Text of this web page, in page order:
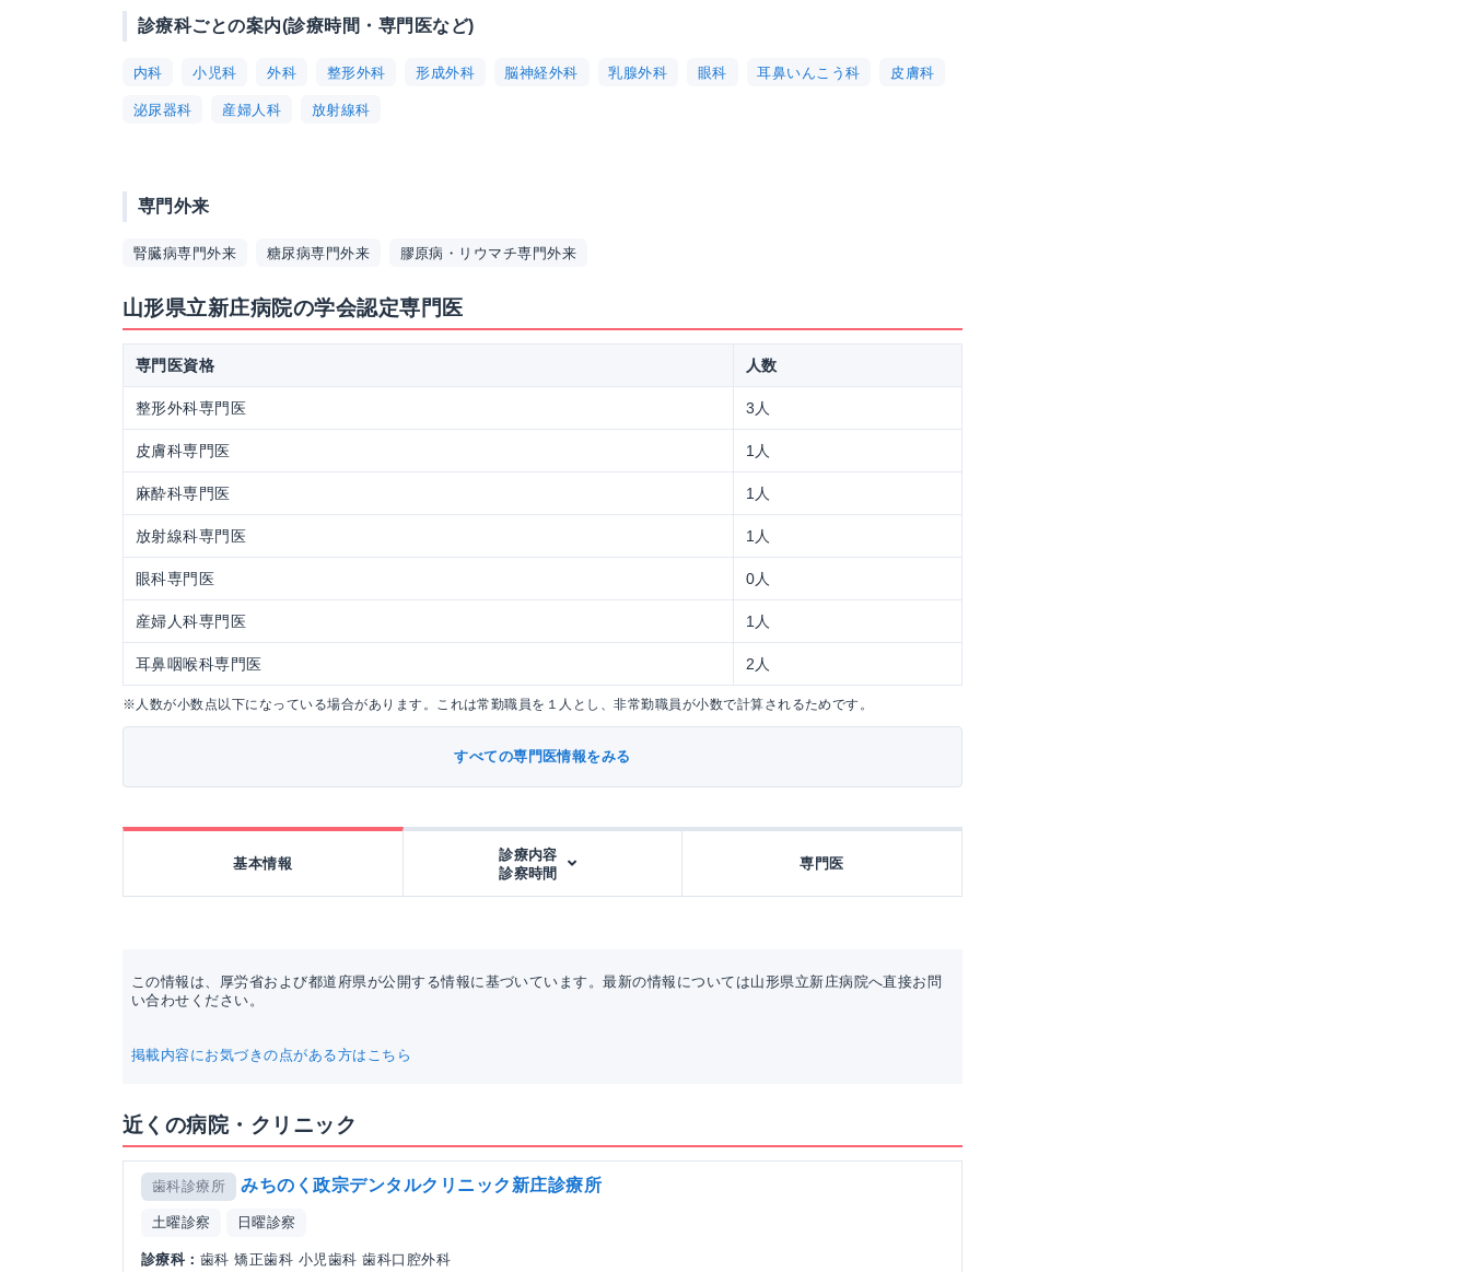
診療科ごとの案内(診療時間・専門医など)
内科 小児科 外科 整形外科 形成外科 脳神経外科 乳腺外科 眼科 耳鼻いんこう科 皮膚科
泌尿器科 産婦人科 放射線科
専門外来
腎臓病専門外来 糖尿病専門外来 膠原病・リウマチ専門外来
山形県立新庄病院の学会認定専門医
専門医資格 人数
整形外科専門医 3人
皮膚科専門医 1人
麻酔科専門医 1人
放射線科専門医 1人
眼科専門医 0人
産婦人科専門医 1人
耳鼻咽喉科専門医 2人
※人数が小数点以下になっている場合があります。これは常勤職員を１人とし、非常勤職員が小数で計算されるためです。
すべての専門医情報をみる
基本情報
診療内容
診察時間
専門医
この情報は、厚労省および都道府県が公開する情報に基づいています。最新の情報については山形県立新庄病院へ直接お問
い合わせください。
掲載内容にお気づきの点がある方はこちら
近くの病院・クリニック
歯科診療所 みちのく政宗デンタルクリニック新庄診療所
土曜診察 日曜診察
診療科： 歯科 矯正歯科 小児歯科 歯科口腔外科